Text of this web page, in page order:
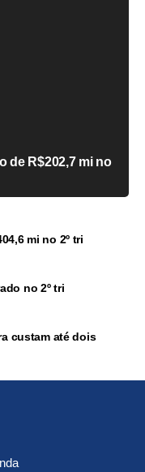
de R$202,7 mi no
mi no 2º tri
no 2º tri
custam até dois